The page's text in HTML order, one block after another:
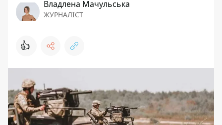
Владлена Мачульська
ЖУРНАЛІСТ
👍